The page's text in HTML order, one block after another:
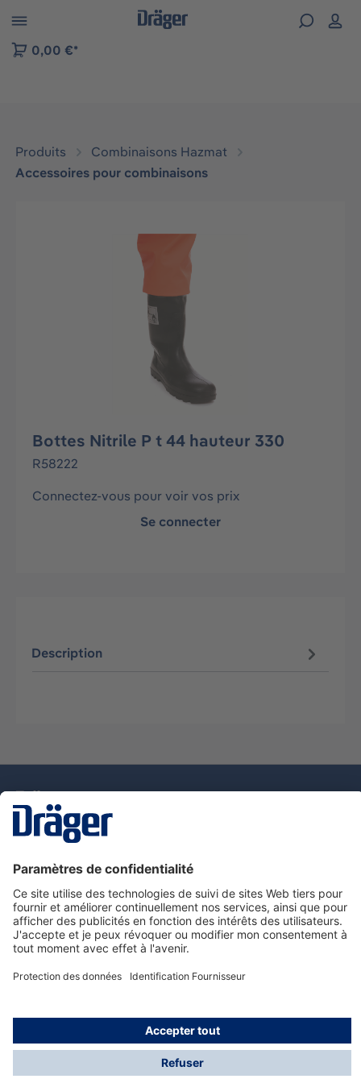
to B2B platform navigation
0,00 €*
Produits
Combinaisons Hazmat
Accessoires pour combinaisons
Ignorer la galerie d'images
Bottes Nitrile P t 44 hauteur 330
R58222
Connectez-vous pour voir vos prix
Se connecter
Description
Nous contacter
Service de e-commande Dräger
Informations sur les produits
© Dräger France SAS, 2024
*Prix hors taxe. Frais de gestion et de livraison standard
offerts; Indépendamment de la valeur ou du volume de